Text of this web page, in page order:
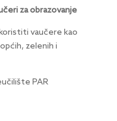
za obrazovanje
vaučere kao
zelenih i
PAR